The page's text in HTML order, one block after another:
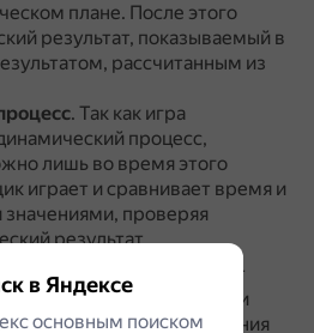
плане. После этого
результат, показываемый в
рассчитанным из
. Так как игра
процесс,
лишь во время этого
играет и сравнивает время и
проверяя
результат.
игр всё чаще используют
интеллекта
Они
поведение и предпочтения
в Яндексе
основным поиском